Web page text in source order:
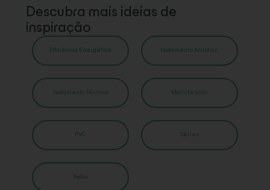
Descubra mais ideias de
inspiração
Eficiência Energética Isolamento Acústico
Isolamento Térmico Manutenção
PVC Séries
Todos